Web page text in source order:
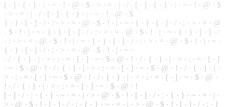
[ · ] · { · } · : · ~ · ! · @ · $ · > · = · | · / · [ · ] · { · } · : · ~ · ! · @ · $
· > · = · | · / · [ · ] · { · } · : · ~ · ! · @ · $
{ · } · [ · ] · / · : · > · = · @ · $ · ! · | · ~ · { · } · [ · ] · / · : · > · = · @
· $ · ! · | · ~ · { · } · [ · ] · / · : · > · = · @ · $ · ! · | · ~ · { · } · [ · ] · /
· : · > · = · @ · $ · ! · | · ~ · { · } · [ · ] · / · : · > · = · @ · $ · ! · | · ~ ·
{ · } · [ · ] · / · : · > · = · @ · $ · ! · | · ~ ·
· / · { · } · | · > · : · = · [ · ] · ~ · $ · @ · ! · / · { · } · | · > · : · = · [ · ]
· ~ · $ · @ · ! · / · { · } · | · > · : · = · [ · ] · ~ · $ · @ · ! · / · { · } · | ·
> · : · = · [ · ] · ~ · $ · @ · ! · / · { · } · | · > · : · = · [ · ] · ~ · $ · @ ·
! · / · { · } · | · > · : · = · [ · ] · ~ · $ · @ · !
[ · ] · / · : · { · } · ~ · = · | · > · @ · $ · ! · [ · ] · / · : · { · } · ~ · = · | ·
> · @ · $ · ! · [ · ] · / · : · { · } · ~ · = · | · > · @ · $ · ! · [ · ] · / · : · {